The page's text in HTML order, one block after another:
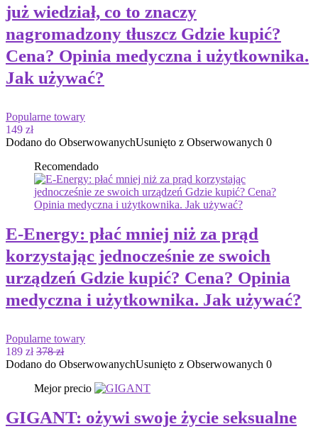
już wiedział, co to znaczy
nagromadzony tłuszcz Gdzie kupić?
Cena? Opinia medyczna i użytkownika.
Jak używać?
Popularne towary
149 zł
Dodano do ObserwowanychUsunięto z Obserwowanych 0
Recomendado
E-Energy: płać mniej niż za prąd
korzystając jednocześnie ze swoich
urządzeń Gdzie kupić? Cena? Opinia
medyczna i użytkownika. Jak używać?
Popularne towary
189 zł 378 zł
Dodano do ObserwowanychUsunięto z Obserwowanych 0
Mejor precio
GIGANT: ożywi swoje życie seksualne